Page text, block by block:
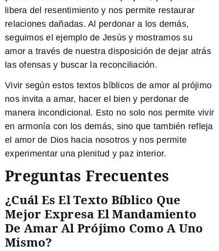
libera del resentimiento y nos permite restaurar
relaciones dañadas. Al perdonar a los demás,
seguimos el ejemplo de Jesús y mostramos su
amor a través de nuestra disposición de dejar atrás
las ofensas y buscar la reconciliación.
Vivir según estos textos bíblicos de amor al prójimo
nos invita a amar, hacer el bien y perdonar de
manera incondicional. Esto no solo nos permite vivir
en armonía con los demás, sino que también refleja
el amor de Dios hacia nosotros y nos permite
experimentar una plenitud y paz interior.
Preguntas Frecuentes
¿Cuál Es El Texto Bíblico Que
Mejor Expresa El Mandamiento
De Amar Al Prójimo Como A Uno
Mismo?